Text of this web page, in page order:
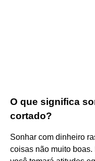
O que significa
cortado?
Sonhar com dinheiro
coisas não muito